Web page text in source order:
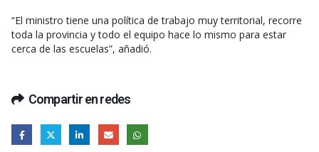
“El ministro tiene una política de trabajo muy territorial, recorre
toda la provincia y todo el equipo hace lo mismo para estar
cerca de las escuelas”, añadió.
Compartir en redes